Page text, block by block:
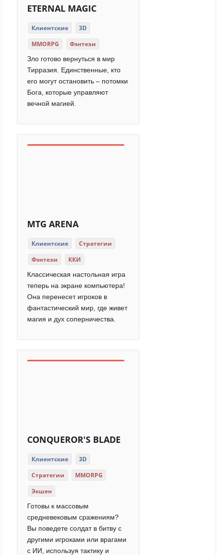
ETERNAL MAGIC
Клиентские
3D
MMORPG
Фэнтези
Зло готово вернуться в мир
Тирразия. Единственные, кто
его могут остановить – потомки
Бога, которые управляют
вечной магией.
MTG ARENA
Клиентские
Стратегии
Фэнтези
ККИ
Классическая настольная игра
теперь на экране компьютера!
Она перенесет игроков в
фантастический мир, где живет
магия и дух соперничества.
CONQUEROR'S BLADE
Клиентские
3D
Стратегии
MMORPG
Экшен
Готовы к массовым
средневековым сражениям?
Вы поведете солдат в битву с
другими игроками или врагами
с ИИ, используя тактику и